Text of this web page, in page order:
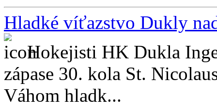
Hladké víťazstvo Dukly
Hokejisti HK Dukla
zápase 30. kola St.
Váhom hladk...